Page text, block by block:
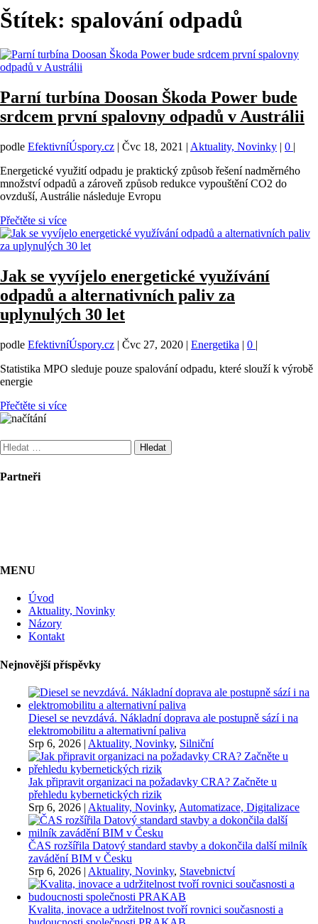
Štítek: spalování odpadů
Parní turbína Doosan Škoda Power bude
srdcem první spalovny odpadů v Austrálii
podle EfektivníÚspory.cz | Čvc 18, 2021 | Aktuality, Novinky | 0 |
Energetické využití odpadu je praktický způsob řešení nadměrného
množství odpadů a zároveň způsob redukce vypouštění CO2 do
ovzduší, Austrálie následuje Evropu
Přečtěte si více
Jak se vyvíjelo energetické využívání
odpadů a alternativních paliv za
uplynulých 30 let
podle EfektivníÚspory.cz | Čvc 27, 2020 | Energetika | 0 |
Statistika MPO sleduje pouze spalování odpadu, které slouží k výrobě
energie
Přečtěte si více
Vyhledávání
Partneři
MENU
Úvod
Aktuality, Novinky
Názory
Kontakt
Nejnovější příspěvky
Diesel se nevzdává. Nákladní doprava ale postupně sází i na
elektromobilitu a alternativní paliva
Srp 6, 2026 | Aktuality, Novinky, Silniční
Jak připravit organizaci na požadavky CRA? Začněte u
přehledu kybernetických rizik
Srp 6, 2026 | Aktuality, Novinky, Automatizace, Digitalizace
ČAS rozšířila Datový standard stavby a dokončila další milník
zavádění BIM v Česku
Srp 6, 2026 | Aktuality, Novinky, Stavebnictví
Kvalita, inovace a udržitelnost tvoří rovnici současnosti a